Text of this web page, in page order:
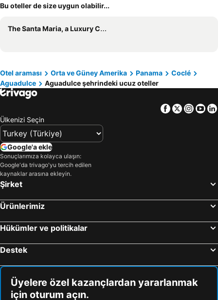
Bu oteller de size uygun olabilir...
The Santa Maria, a Luxury Collection Hotel & Golf Resort, Panama City
Otel araması Orta ve Güney Amerika Panama
Coclé
Aguadulce
Aguadulce şehrindeki ucuz oteller
Facebook
Twitter
Ülkenizi Seçin
Google'a ekle
Sonuçlarımıza kolayca ulaşın:
Google'da trivago'yu tercih edilen
kaynaklar arasına ekleyin.
Şirket
Ürünlerimiz
Hükümler ve politikalar
Destek
Üyelere özel kazançlardan yararlanmak
için oturum açın.